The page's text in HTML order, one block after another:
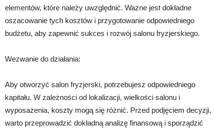
elementów, które należy uwzględnić. Ważne jest dokładne
oszacowanie tych kosztów i przygotowanie odpowiedniego
budżetu, aby zapewnić sukces i rozwój salonu fryzjerskiego.
Wezwanie do działania:
Aby otworzyć salon fryzjerski, potrzebujesz odpowiedniego
kapitału. W zależności od lokalizacji, wielkości salonu i
wyposażenia, koszty mogą się różnić. Przed podjęciem decyzji,
warto przeprowadzić dokładną analizę finansową i sporządzić